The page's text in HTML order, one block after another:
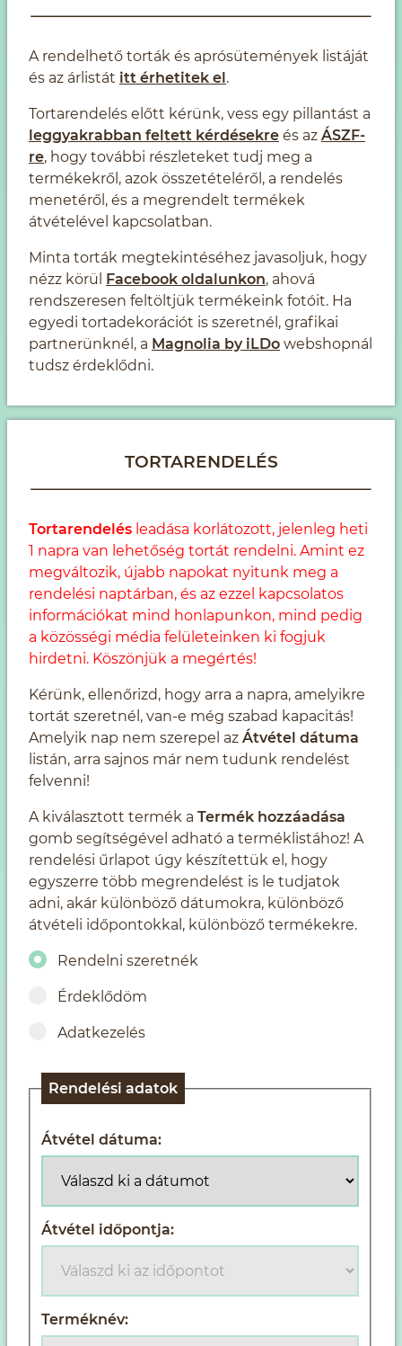
A rendelhető torták és aprósütemények listáját
és az árlistát itt érhetitek el.
Tortarendelés előtt kérünk, vess egy pillantást a
leggyakrabban feltett kérdésekreés az ÁSZF-
re, hogy további részleteket tudj meg a
termékekről, azok összetételéről, a rendelés
menetéről, és a megrendelt termékek
átvételével kapcsolatban.
Minta torták megtekintéséhez javasoljuk, hogy
nézz körül Facebook oldalunkon, ahová
rendszeresen feltöltjük termékeink fotóit. Ha
egyedi tortadekorációt is szeretnél, grafikai
partnerünknél, a Magnolia by iLDowebshopnál
tudsz érdeklődni.
TORTARENDELÉS
Tortarendelésleadása korlátozott, jelenleg heti
1 napra van lehetőség tortát rendelni. Amint ez
megváltozik, újabb napokat nyitunk meg a
rendelési naptárban, és az ezzel kapcsolatos
információkat mind honlapunkon, mind pedig
a közösségi média felületeinken ki fogjuk
hirdetni. Köszönjük a megértés!
Kérünk, ellenőrizd, hogy arra a napra, amelyikre
tortát szeretnél, van-e még szabad kapacitás!
Amelyik nap nem szerepel az Átvétel dátuma
listán, arra sajnos már nem tudunk rendelést
felvenni!
A kiválasztott termék a Termék hozzáadása
gomb segítségével adható a terméklistához! A
rendelési űrlapot úgy készítettük el, hogy
egyszerre több megrendelést is le tudjatok
adni, akár különböző dátumokra, különböző
átvételi időpontokkal, különböző termékekre.
Rendelni szeretnék
Érdeklődöm
Adatkezelés
Rendelési adatok
Átvétel dátuma:
Átvétel időpontja:
Terméknév: